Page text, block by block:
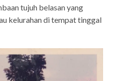
tujuh belasan yang
kelurahan di tempat tinggal